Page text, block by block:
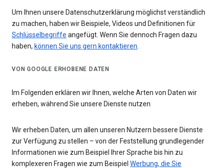
Um Ihnen unsere Datenschutzerklärung möglichst verständlich
zu machen, haben wir Beispiele, Videos und Definitionen für
Schlüsselbegriffe angefügt. Wenn Sie dennoch Fragen dazu
haben, können Sie uns gern kontaktieren.
VON GOOGLE ERHOBENE DATEN
Im Folgenden erklären wir Ihnen, welche Arten von Daten wir
erheben, während Sie unsere Dienste nutzen
Wir erheben Daten, um allen unseren Nutzern bessere Dienste
zur Verfügung zu stellen – von der Feststellung grundlegender
Informationen wie zum Beispiel Ihrer Sprache bis hin zu
komplexeren Fragen wie zum Beispiel Werbung, die Sie